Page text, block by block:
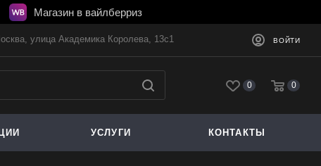
Магазин в вайлберриз
улица Академика Королева, 13с1 ВОЙТИ
0 0
УСЛУГИ КОНТАКТЫ